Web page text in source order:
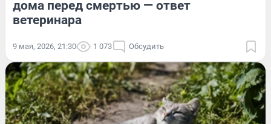
дома перед смертью — ответ
ветеринара
9 мая, 2026, 21:30 1 073 Обсудить